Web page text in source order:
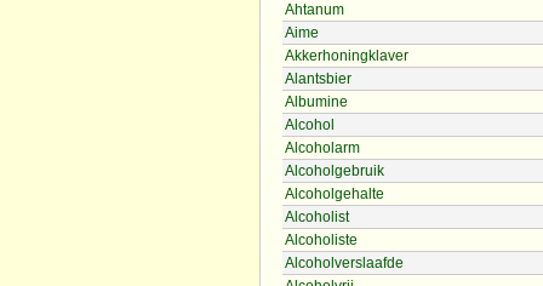
Ahtanum
Aime
Akkerhoningklaver
Alantsbier
Albumine
Alcohol
Alcoholarm
Alcoholgebruik
Alcoholgehalte
Alcoholist
Alcoholiste
Alcoholverslaafde